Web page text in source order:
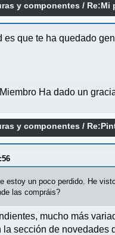
y componentes / Re:Mi
que te ha quedado
Miembro Ha dado un
y componentes /
estoy un poco perdido. He
las compráis?
mucho más
sección de